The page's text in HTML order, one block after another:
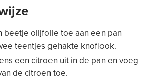
beetje olijfolie toe aan een pan
teentjes gehakte knoflook.
een citroen uit in de pan en voeg
de citroen toe.